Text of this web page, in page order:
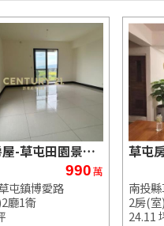
草屯房屋-草屯田園景觀電梯平車華廈2房
990萬
屯鎮博愛路
廳1衛
南投
2房(
24.11